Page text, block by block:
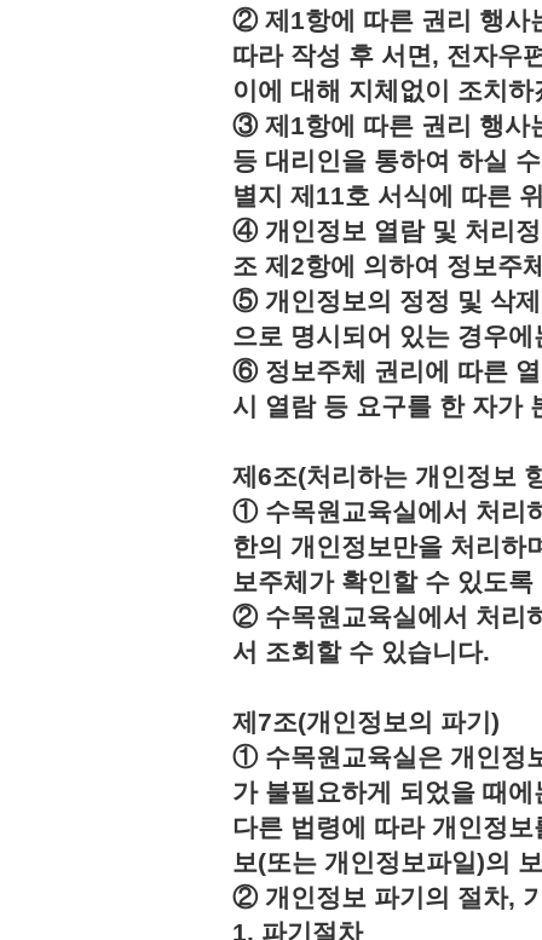
② 제1항에 따른 권리 행사
따라 작성 후 서면, 전자우
이에 대해 지체없이 조치하
③ 제1항에 따른 권리 행사
등 대리인을 통하여 하실
별지 제11호 서식에 따른
④ 개인정보 열람 및 처리
조 제2항에 의하여 정보주
⑤ 개인정보의 정정 및 삭
으로 명시되어 있는 경우
⑥ 정보주체 권리에 따른
시 열람 등 요구를 한 자가
제6조(처리하는 개인정보
① 수목원교육실에서 처리
한의 개인정보만을 처리하
보주체가 확인할 수 있도
② 수목원교육실에서 처리
서 조회할 수 있습니다.
제7조(개인정보의 파기)
① 수목원교육실은 개인정
가 불필요하게 되었을 때
다른 법령에 따라 개인정
보(또는 개인정보파일)의
② 개인정보 파기의 절차,
1. 파기절차